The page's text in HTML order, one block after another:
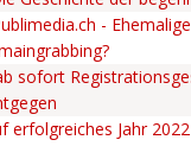
-
sofort
erfolgreiches Jahr